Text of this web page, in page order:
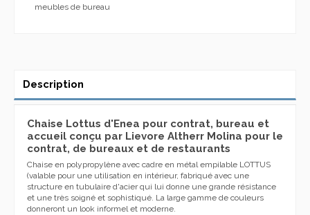
meubles de bureau
Description
Chaise Lottus d'Enea pour contrat, bureau et
accueil conçu par Lievore Altherr Molina pour le
contrat, de bureaux et de restaurants
Chaise en polypropylène avec cadre en métal empilable LOTTUS
(valable pour une utilisation en intérieur, fabriqué avec une
structure en tubulaire d'acier qui lui donne une grande résistance
et une très soigné et sophistiqué. La large gamme de couleurs
donneront un look informel et moderne.